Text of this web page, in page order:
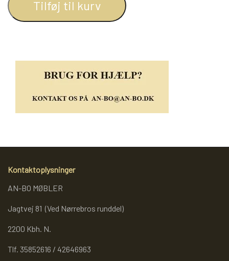
BOGREOLER 40 CM DYBDE
REOLSÆT
Tilføj til kurv
Kontaktoplysninger
AN-BO MØBLER
Jagtvej 81 (Ved Nørrebros runddel)
2200 Kbh. N.
Tlf. 35852616 / 42646963